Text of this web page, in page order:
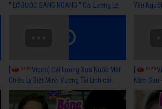
" LỠ BƯỚC SANG NGANG " Cải Lương Lệ
Thuỷ, Thanh Tuấn, Hồng Nga
Yêu
5739 Video] Cải Lương Xưa Nước Mắt
Chiều Ly Biệt Minh Vương Tài Linh cải
lương xã hội hay nhất
6326
Năm Sau
xã hội